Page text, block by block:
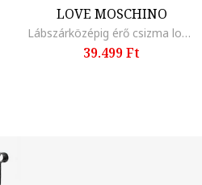
LOVE MOSCHINO
Lábszárközépig érő csizma logómintával, Piros/Aranyszín/Fekete
39.499 Ft